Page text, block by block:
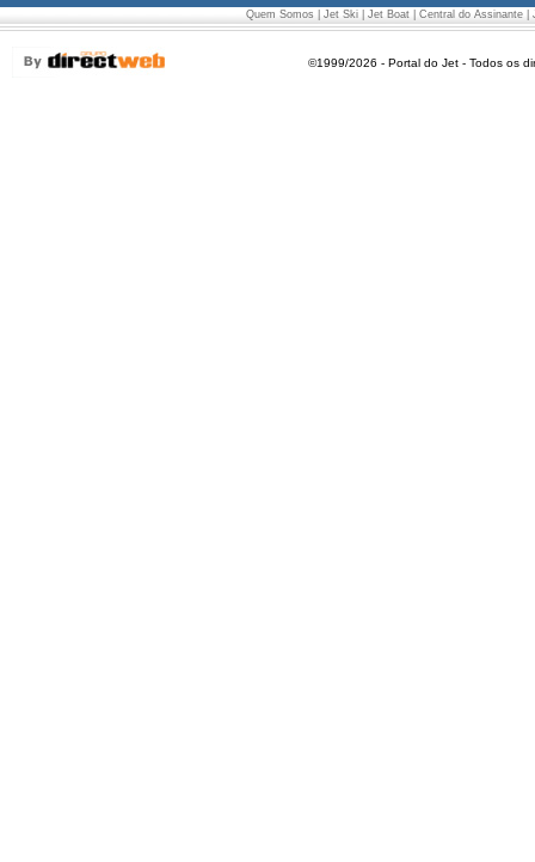
Quem Somos Jet Ski| Jet Boat| Central do Assinante|
©1999/2026 - Portal do Jet - Todos os